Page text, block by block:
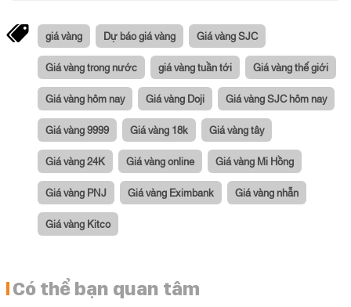
giá vàng Dự báo giá vàng Giá vàng SJC
Giá vàng trong nước giá vàng tuần tới Giá vàng thế giới
Giá vàng hôm nay Giá vàng Doji Giá vàng SJC hôm nay
Giá vàng 9999 Giá vàng 18k Giá vàng tây
Giá vàng 24K Giá vàng online Giá vàng Mi Hồng
Giá vàng PNJ Giá vàng Eximbank Giá vàng nhẫn
Giá vàng Kitco
Có thể bạn quan tâm